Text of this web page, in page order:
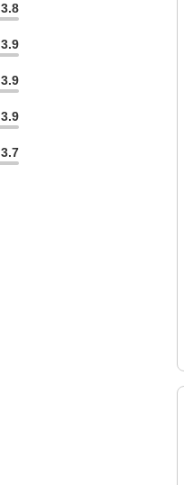
3.8
3.9
3.9
3.9
3.7